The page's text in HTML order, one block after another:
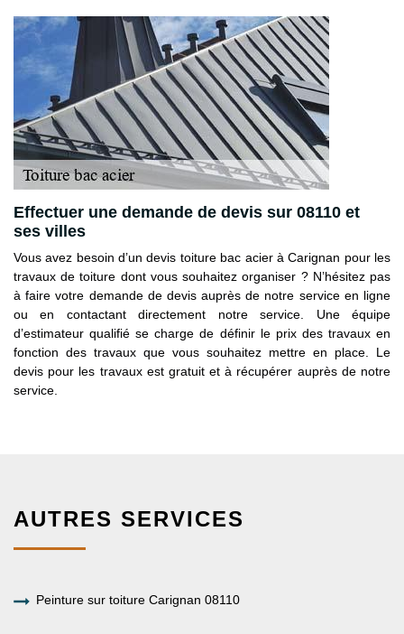
Effectuer une demande de devis sur 08110 et
ses villes
Vous avez besoin d’un devis toiture bac acier à Carignan pour les
travaux de toiture dont vous souhaitez organiser ? N’hésitez pas
à faire votre demande de devis auprès de notre service en ligne
ou en contactant directement notre service. Une équipe
d’estimateur qualifié se charge de définir le prix des travaux en
fonction des travaux que vous souhaitez mettre en place. Le
devis pour les travaux est gratuit et à récupérer auprès de notre
service.
AUTRES SERVICES
Peinture sur toiture Carignan 08110